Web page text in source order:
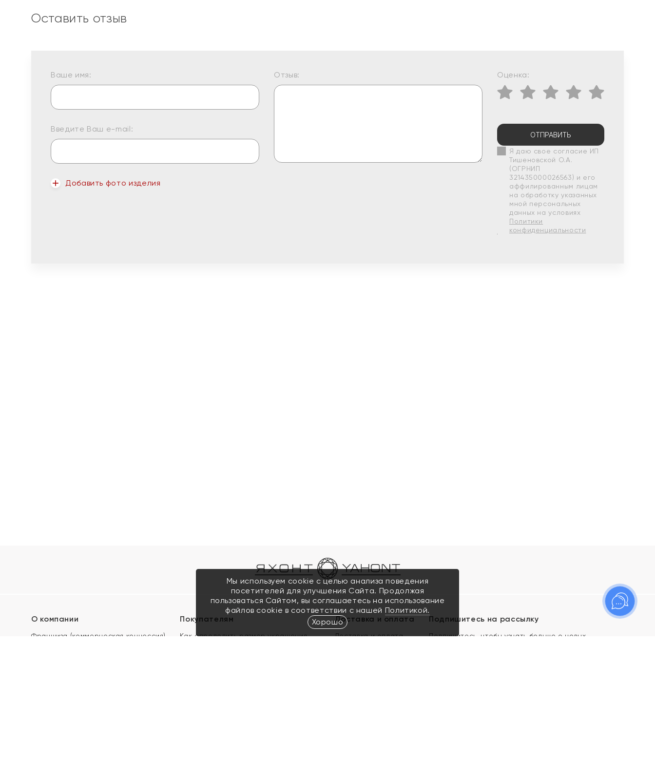
Оставить отзыв
Ваше имя:
Введите Ваш e-mail:
Добавить фото изделия
Отзыв: Оценка:
ОТПРАВИТЬ
Я даю свое согласие ИП
Тишеновской О.А.
(ОГРНИП
321435000026563) и его
аффилированным лицам
на обработку указанных
мной персональных
данных на условиях
Политики
конфиденциальности
О компании
Франшиза (коммерческая концессия)
Покупателям
Как определить размер украшения
Доставка и оплата
Доставка и оплата
Подпишитесь на рассылку
Подпишитесь, чтобы узнать больше о новых
Мы используем cookie с целью анализа поведения
посетителей для улучшения Сайта. Продолжая
пользоваться Сайтом, вы соглашаетесь на использование
файлов cookie в соответствии с нашей Политикой.
Хорошо